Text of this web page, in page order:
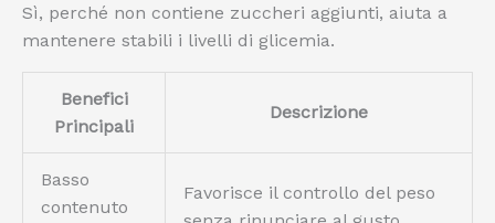
Sì, perché non contiene zuccheri aggiunti, aiuta a
mantenere stabili i livelli di glicemia.
Benefici
Principali
Descrizione
Basso
contenuto
Favorisce il controllo del peso